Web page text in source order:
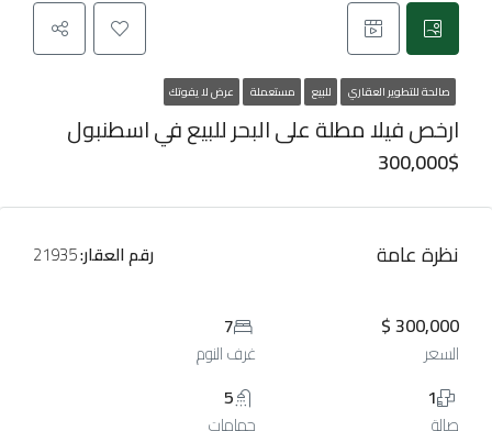
صالحة للتطوير العقاري للبيع مستعملة عرض لا يفوتك
ارخص فيلا مطلة على البحر للبيع في اسطنبول
300,000$
نظرة عامة رقم العقار:
300,000 $
السعر
7
غرف النوم
1
5